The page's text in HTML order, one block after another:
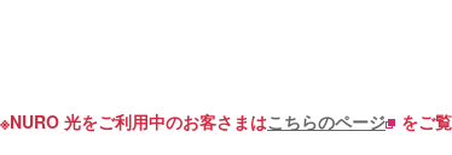
※NURO 光をご利用中のお客さまはこちらのページ をご